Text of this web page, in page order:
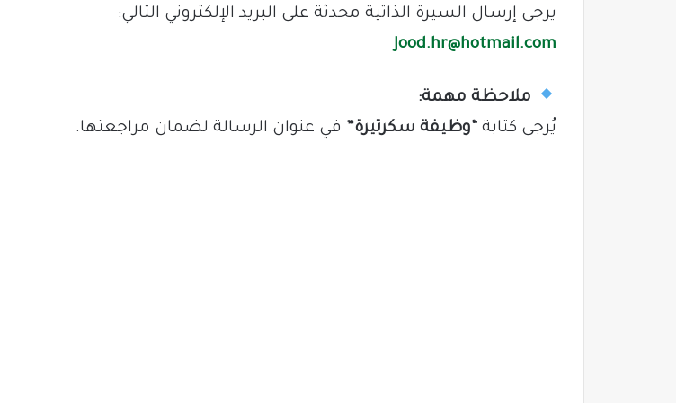
يرجى إرسال السيرة الذاتية محدثة على البريد الإلكتروني التالي:
Jood.hr@hotmail.com
ملاحظة مهمة:
يُرجى كتابة “وظيفة سكرتيرة” في عنوان الرسالة لضمان مراجعتها.